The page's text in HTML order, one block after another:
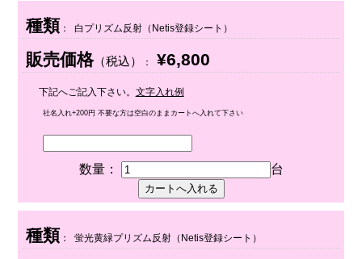
種類 ： 白プリズム反射（Netis登録シート）
販売価格（税込） ： ¥6,800
下記へご記入下さい。 文字入れ例
社名入れ+200円 不要な方は空白のままカートへ入れて下さい
数量： 台
種類 ： 蛍光黄緑プリズム反射（Netis登録シート）